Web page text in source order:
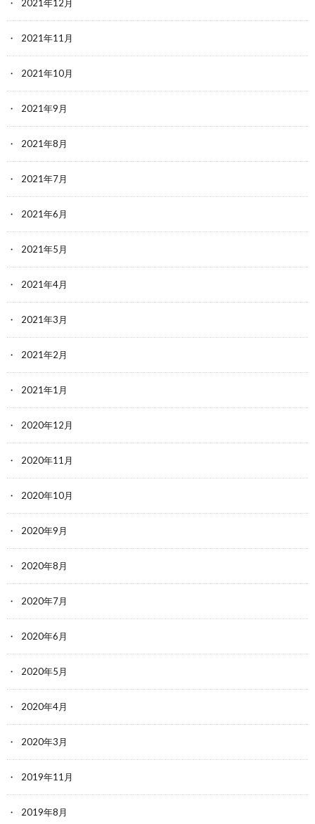
2021年12月
2021年11月
2021年10月
2021年9月
2021年8月
2021年7月
2021年6月
2021年5月
2021年4月
2021年3月
2021年2月
2021年1月
2020年12月
2020年11月
2020年10月
2020年9月
2020年8月
2020年7月
2020年6月
2020年5月
2020年4月
2020年3月
2019年11月
2019年8月